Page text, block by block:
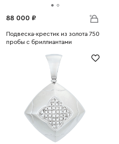
88 000 ₽
Подвеска-крестик из золота 750
пробы с бриллиантами